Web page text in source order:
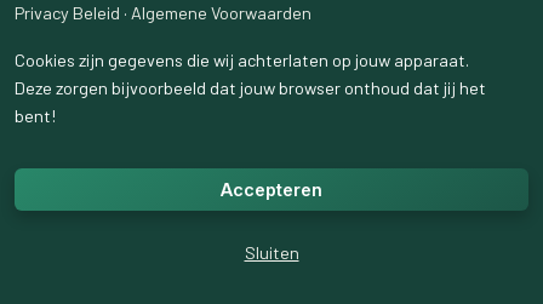
Privacy Beleid · Algemene Voorwaarden
Cookies zijn gegevens die wij achterlaten op jouw apparaat.
Deze zorgen bijvoorbeeld dat jouw browser onthoud dat jij het
bent!
Accepteren
Sluiten